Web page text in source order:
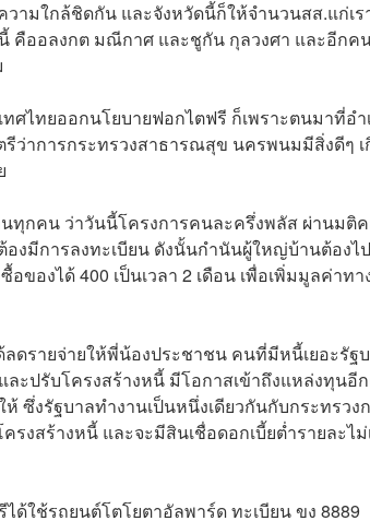
มใกล้ชิดกัน และจังหวัดนี้ก็ให้จำนวนสส.แก่เร
ออลงกต มณีกาศ และชูกัน กุลวงศา และอีกค
ศไทยออกนโยบายฟอกไตฟรี ก็เพราะตนมาที่อำ
าการกระทรวงสาธารณสุข นครพนมมีสิ่งดีๆ เ
ทุกคน ว่าวันนี้โครงการคนละครึ่งพลัส ผ่านมติ
งมีการลงทะเบียน ดังนั้นกำนันผู้ใหญ่บ้านต้องไ
ของได้ 400 เป็นเวลา 2 เดือน เพื่อเพิ่มมูลค่าทา
ลดรายจ่ายให้พี่น้องประชาชน คนที่มีหนี้เยอะรัฐ
ะปรับโครงสร้างหนี้ มีโอกาสเข้าถึงแหล่งทุนอี
ซึ่งรัฐบาลทำงานเป็นหนึ่งเดียวกันกับกระทรวง
งสร้างหนี้ และจะมีสินเชื่อดอกเบี้ยต่ำรายละไม่
ใช้รถยนต์โตโยตาอัลพาร์ด ทะเบียน ขง 8889